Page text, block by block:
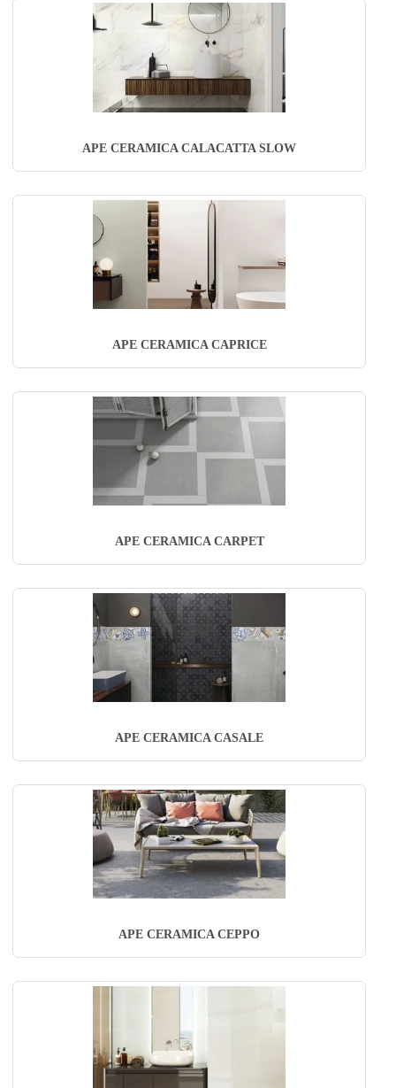
APE CERAMICA CALACATTA SLOW
APE CERAMICA CAPRICE
APE CERAMICA CARPET
APE CERAMICA CASALE
APE CERAMICA CEPPO